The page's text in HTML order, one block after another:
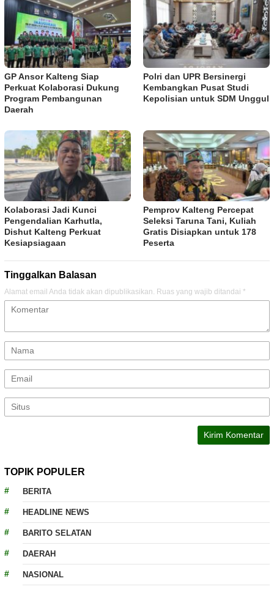
GP Ansor Kalteng Siap
Perkuat Kolaborasi Dukung
Program Pembangunan
Daerah
Polri dan UPR Bersinergi
Kembangkan Pusat Studi
Kepolisian untuk SDM Unggul
Kolaborasi Jadi Kunci
Pengendalian Karhutla,
Dishut Kalteng Perkuat
Kesiapsiagaan
Pemprov Kalteng Percepat
Seleksi Taruna Tani, Kuliah
Gratis Disiapkan untuk 178
Peserta
Tinggalkan Balasan
Alamat email Anda tidak akan dipublikasikan. Ruas yang wajib ditandai *
TOPIK POPULER
BERITA
HEADLINE NEWS
BARITO SELATAN
DAERAH
NASIONAL